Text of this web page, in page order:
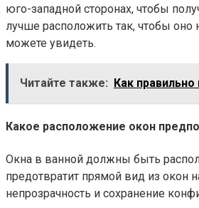
юго-западной сторонах, чтобы
лучше расположить так, чтобы оно
можете увидеть.
Читайте также: Как
Какое расположение окон
Окна в ванной должны быть
предотвратит прямой вид из
непрозрачность и сохранение